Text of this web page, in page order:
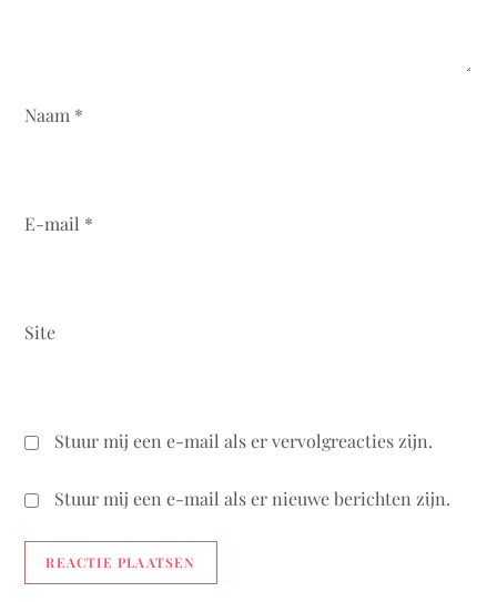
Naam *
E-mail *
Site
Stuur mij een e-mail als er vervolgreacties zijn.
Stuur mij een e-mail als er nieuwe berichten zijn.